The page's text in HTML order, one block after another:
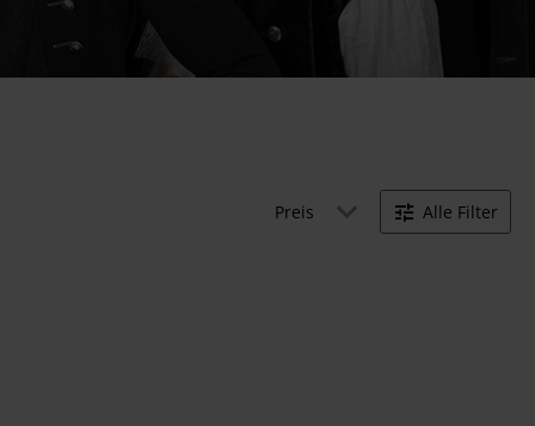
Preis Alle Filter